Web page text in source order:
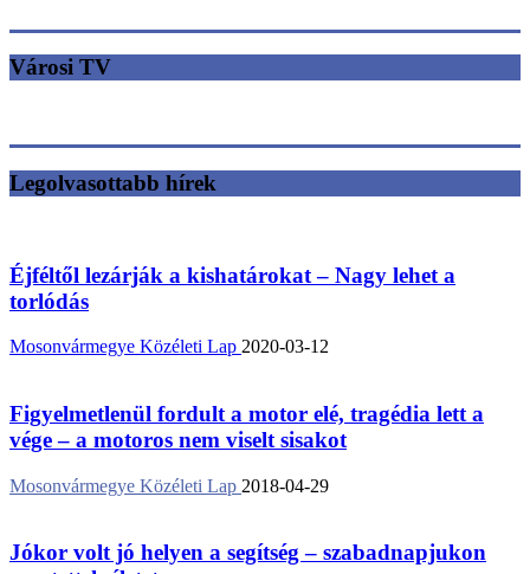
Városi TV
Legolvasottabb hírek
Éjféltől lezárják a kishatárokat – Nagy lehet a
torlódás
Mosonvármegye Közéleti Lap 2020-03-12
Figyelmetlenül fordult a motor elé, tragédia lett a
vége – a motoros nem viselt sisakot
Mosonvármegye Közéleti Lap 2018-04-29
Jókor volt jó helyen a segítség – szabadnapjukon